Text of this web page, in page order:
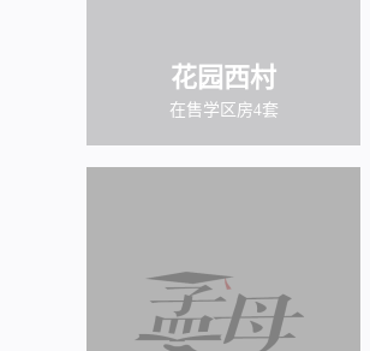
花园西村
在售学区房4套